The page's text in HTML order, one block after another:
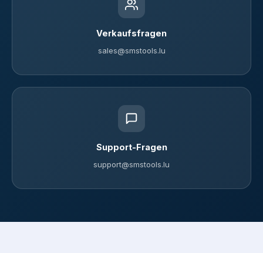
Verkaufsfragen
sales@smstools.lu
Support-Fragen
support@smstools.lu